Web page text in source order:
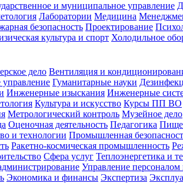
и муниципальное управление
Лаборатории Медицина
безопасность Проектирование
культура и спорт Холодильное
дело Вентиляция и
управление Гуманитарные науки
Инженерные изыскания Инженерные
Культура и искусство Курсы ПП ВО
Метрологический контроль Музейное дело
Оценочная деятельность Педагогика
и технологии Промышленная
Ракетно-космическая промышленность
Сфера услуг Теплоэнергетика и
Управление персоналом
Экономика и финансы Экспертиза